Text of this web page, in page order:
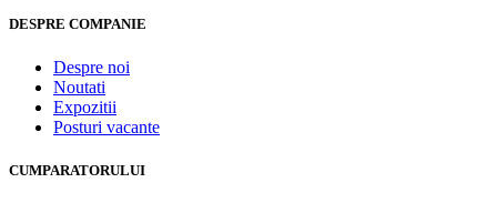
DESPRE COMPANIE
Despre noi
Noutati
Expozitii
Posturi vacante
CUMPARATORULUI